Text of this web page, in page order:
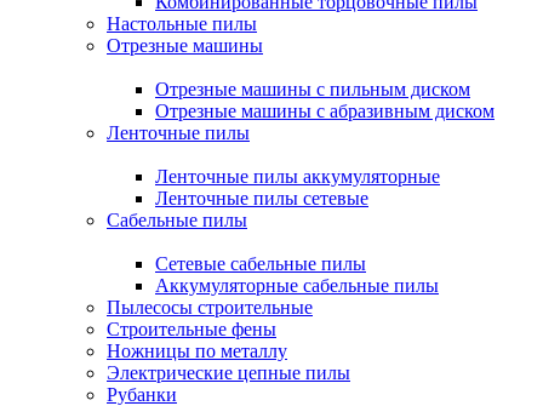
Настольные пилы
Отрезные машины
Отрезные машины с пильным диском
Отрезные машины с абразивным диском
Ленточные пилы
Ленточные пилы аккумуляторные
Ленточные пилы сетевые
Сабельные пилы
Сетевые сабельные пилы
Аккумуляторные сабельные пилы
Пылесосы строительные
Строительные фены
Ножницы по металлу
Электрические цепные пилы
Рубанки